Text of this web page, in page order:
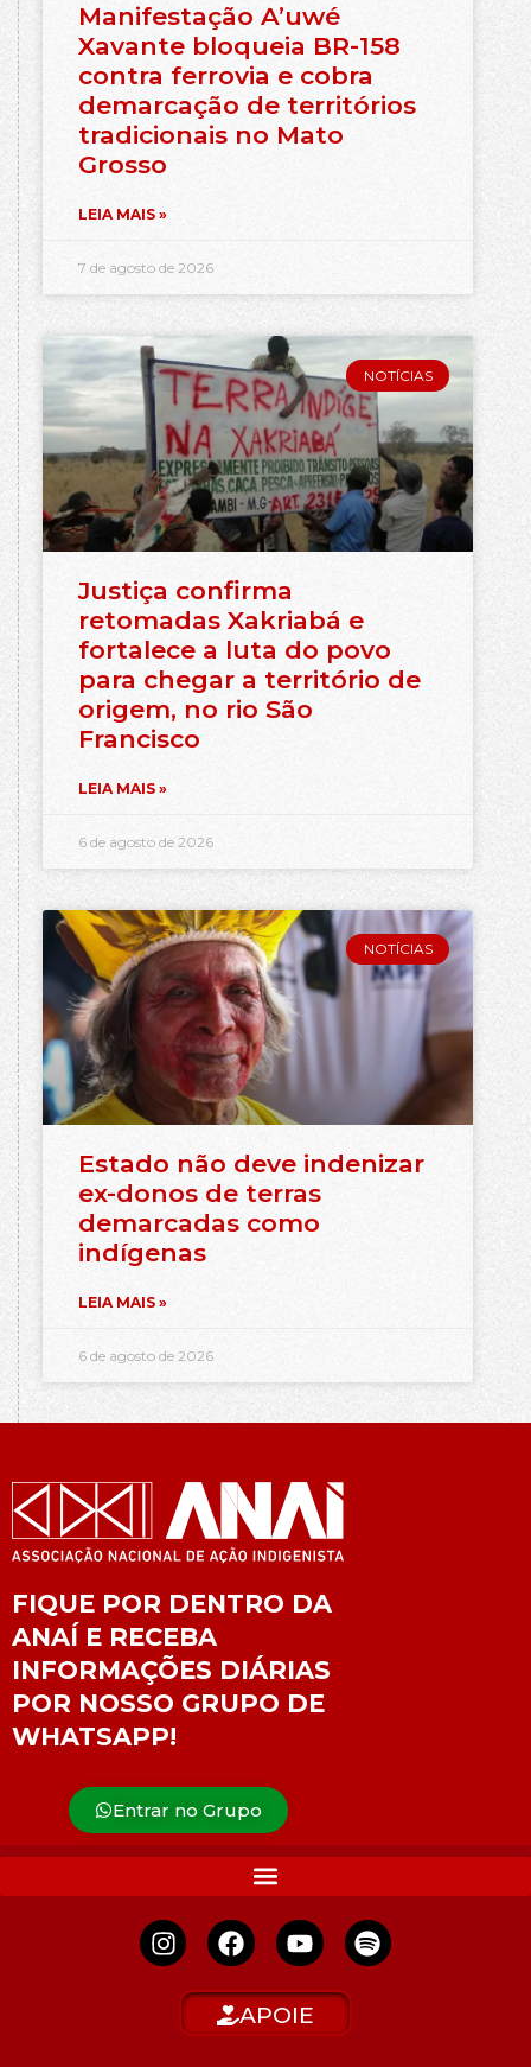
Manifestação A’uwé
Xavante bloqueia BR-158
contra ferrovia e cobra
demarcação de territórios
tradicionais no Mato
Grosso
LEIA MAIS »
7 de agosto de 2026
NOTÍCIAS
Justiça confirma
retomadas Xakriabá e
fortalece a luta do povo
para chegar a território de
origem, no rio São
Francisco
LEIA MAIS »
6 de agosto de 2026
NOTÍCIAS
Estado não deve indenizar
ex-donos de terras
demarcadas como
indígenas
LEIA MAIS »
6 de agosto de 2026
FIQUE POR DENTRO DA
ANAÍ E RECEBA
INFORMAÇÕES DIÁRIAS
POR NOSSO GRUPO DE
WHATSAPP!
Entrar no Grupo
APOIE